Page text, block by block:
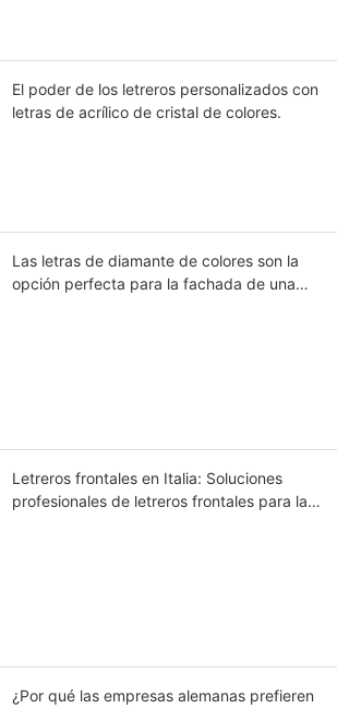
El poder de los letreros personalizados con
letras de acrílico de cristal de colores.
Las letras de diamante de colores son la
opción perfecta para la fachada de una
Letreros frontales en Italia: Soluciones
profesionales de letreros frontales para la
¿Por qué las empresas alemanas prefieren